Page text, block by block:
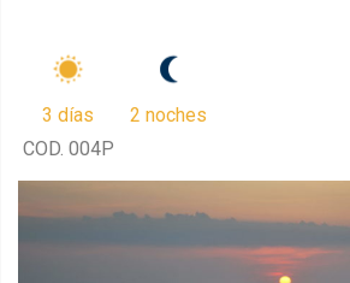
3 días
COD. 004P
2 noches